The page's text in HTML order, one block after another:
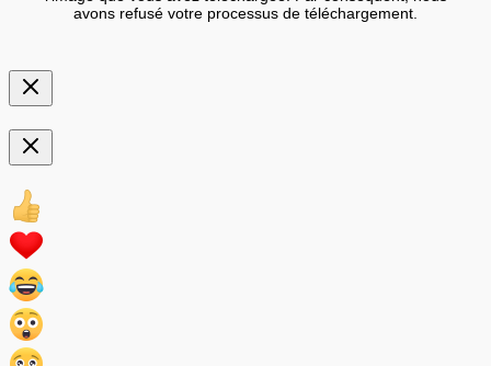
avons refusé votre processus de téléchargement.